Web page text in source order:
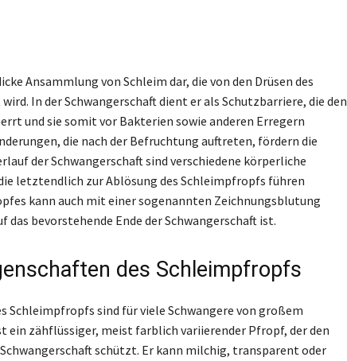
Ansammlung von Schleim dar, die von den Drüsen des
In der Schwangerschaft dient er als Schutzbarriere, die den
und sie somit vor Bakterien sowie anderen Erregern
die nach der Befruchtung auftreten, fördern die
der Schwangerschaft sind verschiedene körperliche
letztendlich zur Ablösung des Schleimpfropfs führen
kann auch mit einer sogenannten Zeichnungsblutung
das bevorstehende Ende der Schwangerschaft ist.
des Schleimpfropfs
Schleimpfropfs sind für viele Schwangere von großem
ein zähflüssiger, meist farblich variierender Pfropf, der den
schützt. Er kann milchig, transparent oder